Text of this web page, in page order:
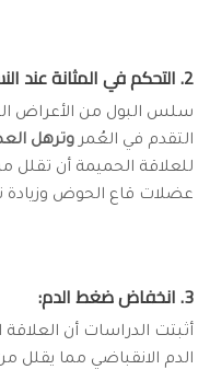
2. التحكم في المثانة عند النساء:
سلس البول من الأعراض
التقدم في العُمروترهل
للعلاقة الحميمة أن تقلل
عضلات قاع الحوض وزيادة
3. انخفاض ضغط الدم:
أثبتت الدراسات أن
الدم الانقباضي مما يقلل